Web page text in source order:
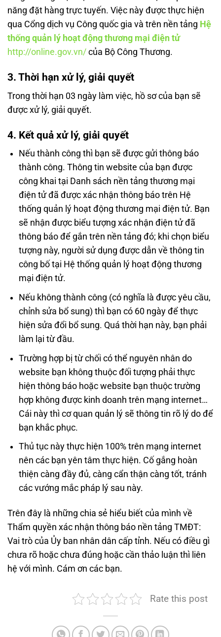
năng đặt hàng trực tuyến. Việc này được thực hiện
qua Cổng dịch vụ Công quốc gia và trên nền tảng Hệ
thống quản lý hoạt động thương mại điện tử
http://online.gov.vn/ của Bộ Công Thương.
3. Thời hạn xử lý, giải quyết
Trong thời hạn 03 ngày làm việc, hồ sơ của bạn sẽ
được xử lý, giải quyết.
4. Kết quả xử lý, giải quyết
Nếu thành công thì bạn sẽ được gửi thông báo
thành công. Thông tin website của bạn được
công khai tại Danh sách nền tảng thương mại
điện tử đã được xác nhận thông báo trên Hệ
thống quản lý hoạt động thương mại điện tử. Bạn
sẽ nhận được biểu tượng xác nhận điện tử đã
thông báo để gắn trên nền tảng đó; khi chọn biểu
tượng này, người sử dụng được dẫn về thông tin
công bố tại Hệ thống quản lý hoạt động thương
mại điện tử.
Nếu không thành công (có nghĩa là được yêu cầu,
chỉnh sửa bổ sung) thì bạn có 60 ngày để thực
hiện sửa đổi bổ sung. Quá thời hạn này, bạn phải
làm lại từ đầu.
Trường hợp bị từ chối có thể nguyên nhân do
website bạn không thuộc đối tượng phải thực
hiện thông báo hoặc website bạn thuộc trường
hợp không được kinh doanh trên mạng internet…
Cái này thì cơ quan quản lý sẽ thông tin rõ lý do để
bạn khắc phục.
Thủ tục này thực hiện 100% trên mạng internet
nên các bạn yên tâm thực hiện. Cố gắng hoàn
thiện càng đầy đủ, càng cẩn thận càng tốt, tránh
các vướng mắc pháp lý sau này.
Trên đây là những chia sẻ hiểu biết của mình về
Thẩm quyền xác nhận thông báo nền tảng TMĐT:
Vai trò của Ủy ban nhân dân cấp tỉnh. Nếu có điều gì
chưa rõ hoặc chưa đúng hoặc cần thảo luận thì liên
hệ với mình. Cám ơn các bạn.
Rate this post